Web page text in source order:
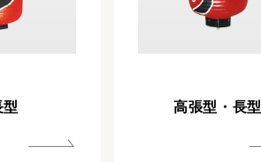
型 高張型・長型